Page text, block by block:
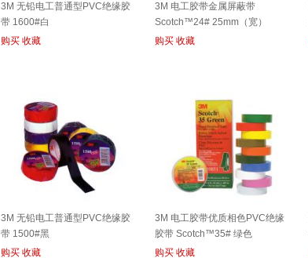
3M 无铅电工普通型PVC绝缘胶
带 1600#白
购买 收藏
3M 电工胶带金属屏蔽带
Scotch™24# 25mm（宽）
购买 收藏
3M 无铅电工普通型PVC绝缘胶
带 1500#黑
购买 收藏
3M 电工胶带优质相色PVC绝缘
胶带 Scotch™35# 绿色
购买 收藏